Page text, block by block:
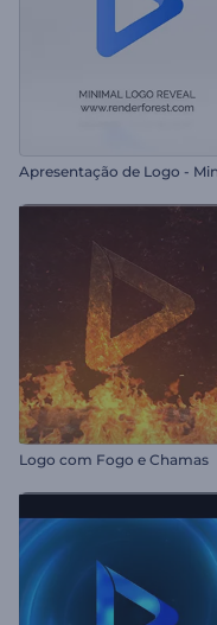
Logo com Fogo e Chamas